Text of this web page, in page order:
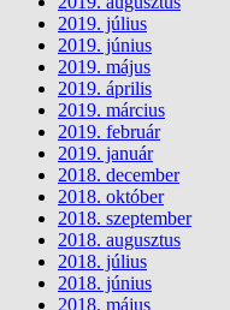
2019. július
2019. június
2019. május
2019. április
2019. március
2019. február
2019. január
2018. december
2018. október
2018. szeptember
2018. augusztus
2018. július
2018. június
2018. május